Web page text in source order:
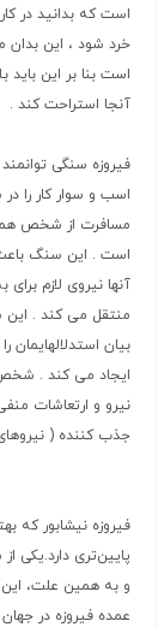
است که بدانید در
خرد شود ، این بدان
است بنا بر این باید
آنجا استراحت کند .
فیروزه سنگی
اسب و سوار کار را
مسافرت از شخص
است . این سنگ
آنها نیروی لازم
منتقل می کند . این
بیان استدلالهایمان
ایجاد می کند . شخص
نیرو و ارتعاشات
جذب کننده (
فیروزه‌ نیشابور که‌
پایین‌تری‌ دارد.یکی‌
و به‌ همین‌ علت،
عمده‌ فیروزه‌ در